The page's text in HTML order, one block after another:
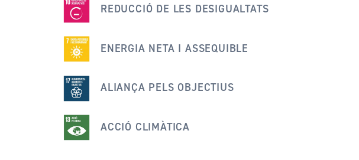
notícia
s'emmarca
dins
dels
següents
ODS
REDUCCIÓ DE LES DESIGUALTATS
ENERGIA NETA I ASSEQUIBLE
ALIANÇA PELS OBJECTIUS
ACCIÓ CLIMÀTICA